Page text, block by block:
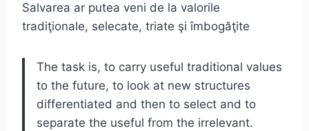
Salvarea ar putea veni de la valorile
tradiţionale, selecate, triate şi îmbogăţite
The task is, to carry useful traditional values
to the future, to look at new structures
differentiated and then to select and to
separate the useful from the irrelevant.